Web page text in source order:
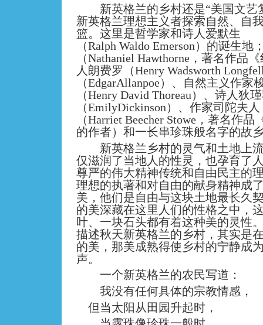
新英格兰的乡村还是“美国文艺
新英格兰理想主义者探索自然、自
篮。这里是哲学家和诗人爱默生
（Ralph Waldo Emerson）的诞生
（Nathaniel Hawthorne，著名作品
人朗费罗（Henry Wadsworth
（EdgarAllanpoe）、自然主义作家
（Henry David Thoreau）、诗人狄
（EmilyDickinson）、作家司陀夫人
（Harriet Beecher Stowe，著名作
的作者）和一长串珍珠般名字的故
新英格兰乡村的灵气和土地上流
仅滋润了当地人的性灵，也孕育了
尊严的伟大精神传统和自由民主的
理想的执著和对自由的献身精神成
美，他们是自由与这块土地最长久
的美深藏在这里人们的性格之中，
叶、一块石头都有着这种美的灵性
描述秋天新英格兰的乡村，其实是
的美，那美成熟得使乡村的宁静成
声。
一个新英格兰的农民写道：
我没有任何具体的宗教情感，
但当太阳从田园升起时，